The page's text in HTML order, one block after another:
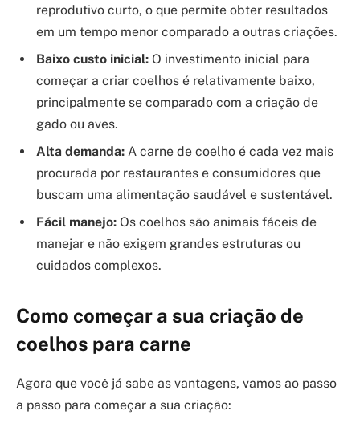
reprodutivo curto, o que permite obter resultados
em um tempo menor comparado a outras criações.
Baixo custo inicial: O investimento inicial para
começar a criar coelhos é relativamente baixo,
principalmente se comparado com a criação de
gado ou aves.
Alta demanda: A carne de coelho é cada vez mais
procurada por restaurantes e consumidores que
buscam uma alimentação saudável e sustentável.
Fácil manejo: Os coelhos são animais fáceis de
manejar e não exigem grandes estruturas ou
cuidados complexos.
Como começar a sua criação de
coelhos para carne
Agora que você já sabe as vantagens, vamos ao passo
a passo para começar a sua criação: